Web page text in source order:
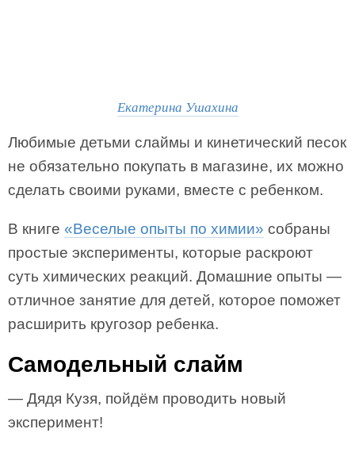
Екатерина Ушахина
Любимые детьми слаймы и кинетический песок
не обязательно покупать в магазине, их можно
сделать своими руками, вместе с ребенком.
В книге «Веселые опыты по химии» собраны
простые эксперименты, которые раскроют
суть химических реакций. Домашние опыты —
отличное занятие для детей, которое поможет
расширить кругозор ребенка.
Самодельный слайм
— Дядя Кузя, пойдём проводить новый
эксперимент!